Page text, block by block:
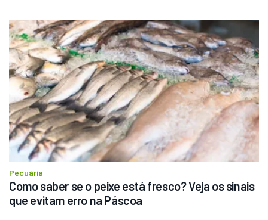
Pecuária
Como saber se o peixe está fresco? Veja os sinais
que evitam erro na Páscoa